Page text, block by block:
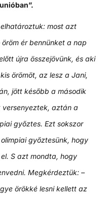
most azt
ér bennünket a nap
újra összejövünk, és aki
örömöt, az lesz a Jani,
jött később a második
aztán a
győztes. Ezt sokszor
győztesünk, hogy
S azt mondta, hogy
Megkérdeztük: –
örökké lesni kellett az